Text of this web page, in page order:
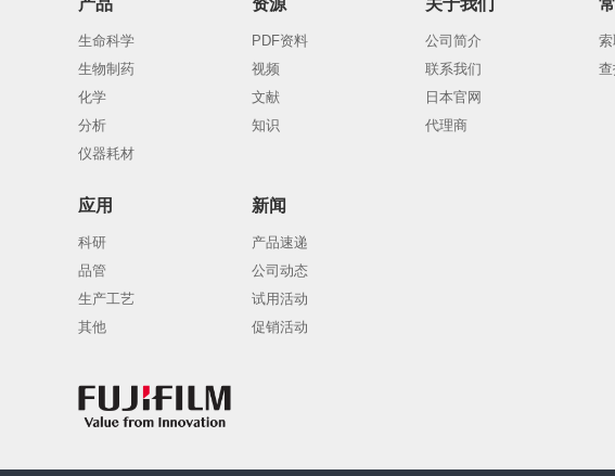
产品
生命科学
生物制药
化学
分析
仪器耗材
资源
PDF资料
视频
文献
知识
关于我们
公司简介
联系我们
日本官网
代理商
应用
科研
品管
生产工艺
其他
新闻
产品速递
公司动态
试用活动
促销活动